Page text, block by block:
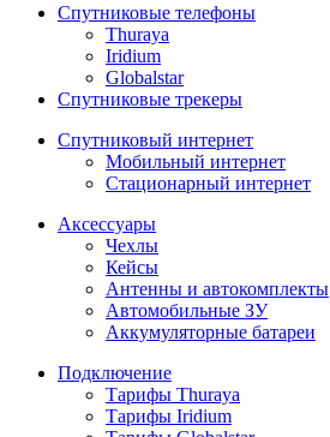
Спутниковые телефоны
Thuraya
Iridium
Globalstar
Спутниковые трекеры
Спутниковый интернет
Мобильный интернет
Стационарный интернет
Аксессуары
Чехлы
Кейсы
Антенны и автокомплекты
Автомобильные ЗУ
Аккумуляторные батареи
Подключение
Тарифы Thuraya
Тарифы Iridium